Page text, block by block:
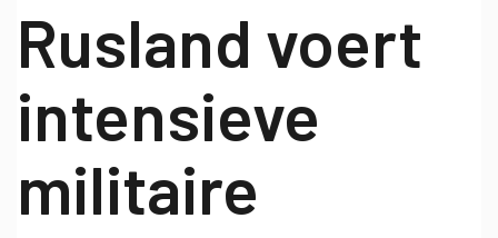
Rusland voert
intensieve
militaire